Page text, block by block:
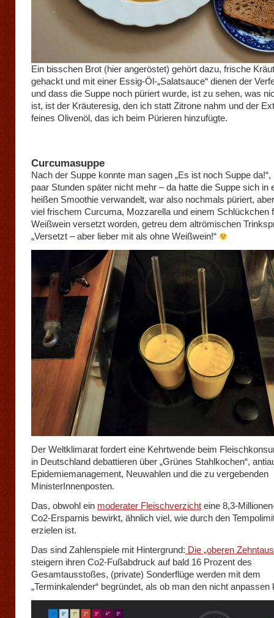
Ein bisschen Brot (hier angeröstet) gehört dazu, frische
gehackt und mit einer Essig-Öl-„Salatsauce“ dienen der
und dass die Suppe noch püriert wurde, ist zu sehen, was
ist, ist der Kräuteresig, den ich statt Zitrone nahm und der
feines Olivenöl, das ich beim Pürieren hinzufügte.
Curcumasuppe
Nach der Suppe konnte man sagen „Es ist noch Suppe da!“,
paar Stunden später nicht mehr – da hatte die Suppe sich in
heißen Smoothie verwandelt, war also nochmals püriert,
viel frischem Curcuma, Mozzarella und einem Schlückchen
Weißwein versetzt worden, getreu dem altrömischen
„Versetzt – aber lieber mit als ohne Weißwein!“
Der Weltklimarat fordert eine Kehrtwende beim
in Deutschland debattieren über „Grünes Stahlkochen“,
Epidemiemanagement, Neuwahlen und die zu vergebenden
MinisterInnenposten.
Das, obwohl ein moderater Fleischverzicht eine 8,3-
Co2-Ersparnis bewirkt, ähnlich viel, wie durch den
erzielen ist.
Das sind Zahlenspiele mit Hintergrund: Die „oberen
steigern ihren Co2-Fußabdruck auf bald 16 Prozent des
Gesamtausstoßes, (private) Sonderflüge werden mit dem
„Terminkalender“ begründet, als ob man den nicht anpassen